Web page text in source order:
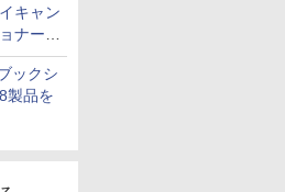
キャン
ナー
ックシ
製品を